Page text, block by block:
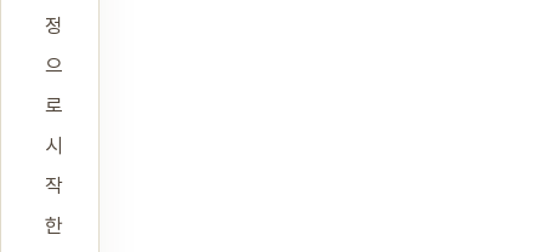
정
으
로
시
작
한